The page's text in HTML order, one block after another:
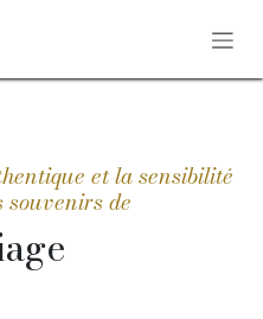
et la sensibilité
souvenirs de